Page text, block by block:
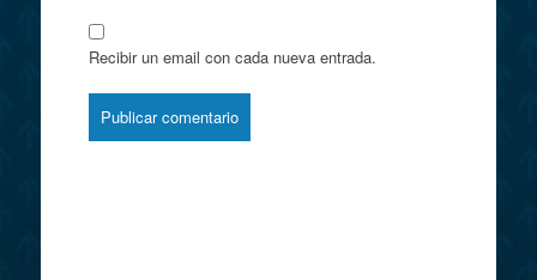
Recibir un email con cada nueva entrada.